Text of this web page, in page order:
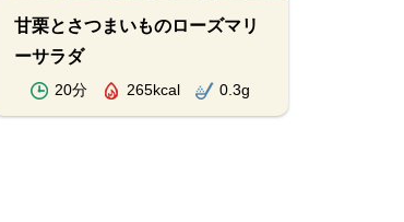
甘栗とさつまいものローズマリ
ーサラダ
20分 265kcal 0.3g